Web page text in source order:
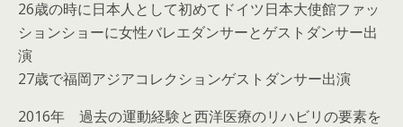
26歳の時に日本人として初めてドイツ日本大使館ファッ
ションショーに女性バレエダンサーとゲストダンサー出
演
27歳で福岡アジアコレクションゲストダンサー出演
2016年 過去の運動経験と西洋医療のリハビリの要素を